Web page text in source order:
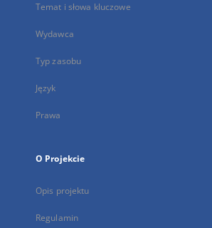
Temat i słowa kluczowe
Wydawca
Typ zasobu
Język
Prawa
O Projekcie
Opis projektu
Regulamin